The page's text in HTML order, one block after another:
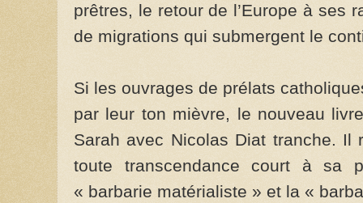
prêtres, le retour de l’Europe à ses
de migrations qui submergent le
Si les ouvrages de prélats
par leur ton mièvre, le nouveau
Sarah avec Nicolas Diat tranche. Il
toute transcendance court à
« barbarie matérialiste » et la «